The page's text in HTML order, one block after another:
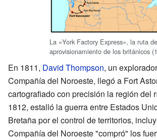
La «York Factory Express», la ruta de
aprovisionamiento de los británicos
En 1811, David Thompson, un
Compañía del Noroeste, llegó a Fort
cartografiado con precisión la región del
1812, estalló la guerra entre Estados
Bretaña por el control de territorios,
Compañía del Noroeste "compró" los